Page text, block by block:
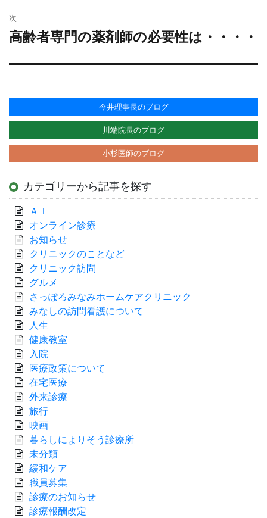
ー
シ
ン
稿:
次
次
投
高齢者専門の薬剤師の必要性は・・・・
今井理事長のブログ
川端院長のブログ
小杉医師のブログ
カテゴリーから記事を探す
ＡＩ
オンライン診療
お知らせ
クリニックのことなど
クリニック訪問
グルメ
さっぽろみなみホームケアクリニック
みなしの訪問看護について
人生
健康教室
入院
医療政策について
在宅医療
外来診療
旅行
映画
暮らしによりそう診療所
未分類
緩和ケア
職員募集
診療のお知らせ
診療報酬改定